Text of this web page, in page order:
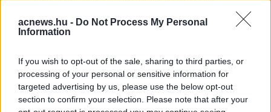
acnews.hu - Do Not Process My Personal
Information
If you wish to opt-out of the sale, sharing to third parties, or
processing of your personal or sensitive information for
targeted advertising by us, please use the below opt-out
section to confirm your selection. Please note that after your
sodorhatnak.
Reddit Telegram